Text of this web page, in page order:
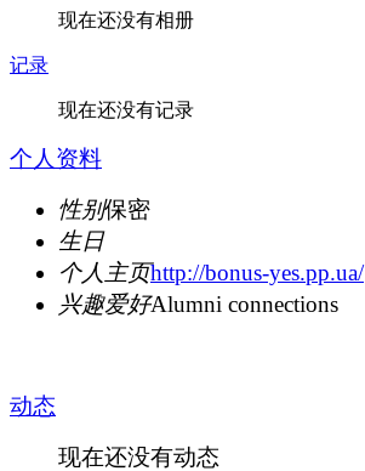
现在还没有相册
记录
现在还没有记录
个人资料
性别保密
生日
个人主页http://bonus-yes.pp.ua/
兴趣爱好Alumni connections
动态
现在还没有动态